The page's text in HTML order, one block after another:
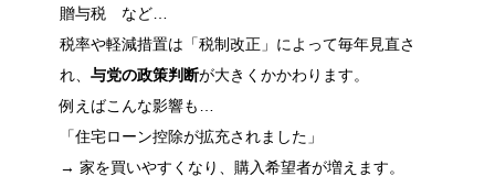
贈与税 など…
税率や軽減措置は「税制改正」によって毎年見直さ
れ、 与党の政策判断が大きくかかわります。
例えばこんな影響も…
「住宅ローン控除が拡充されました」
→ 家を買いやすくなり、購入希望者が増えます。